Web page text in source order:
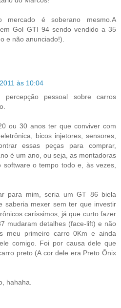
mercado é soberano mesmo.A
Gol GTI 94 sendo vendido a 35
e não anunciado!).
às 10:04
pessoal sobre carros
ou 30 anos ter que conviver com
bicos injetores, sensores,
essas peças para comprar,
é um ano, ou seja, as montadoras
software o tempo todo e, às vezes,
para mim, seria um GT 86 biela
saberia mexer sem ter que investir
caríssimos, já que curto fazer
mudaram detalhes (face-lift) e não
meu primeiro carro 0Km e ainda
comigo. Foi por causa dele que
preto (A cor dele era Preto Ônix
hahaha.